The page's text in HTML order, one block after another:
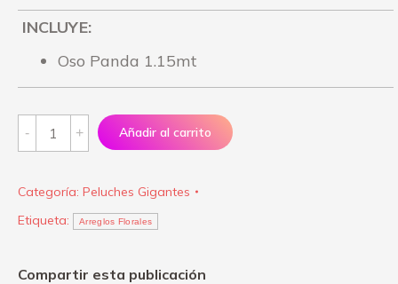
INCLUYE:
Oso Panda 1.15mt
Panda
quantity
Añadir al carrito
Categoría: Peluches Gigantes
Etiqueta:
Arreglos Florales
Compartir esta publicación